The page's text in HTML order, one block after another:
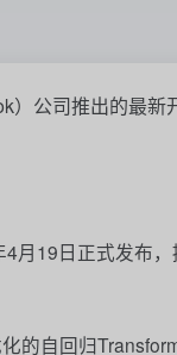
）公司推出的最
4月19日正式发布
的自回归